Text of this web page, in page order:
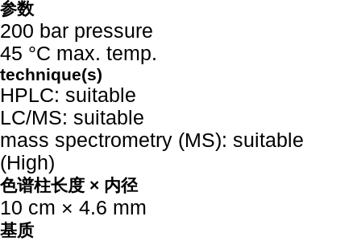
参数
200 bar pressure
45 °C max. temp.
technique(s)
HPLC: suitable
LC/MS: suitable
mass spectrometry (MS): suitable
(High)
色谱柱长度 × 内径
10 cm × 4.6 mm
基质